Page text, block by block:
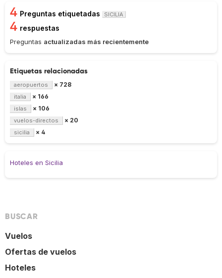
4 Preguntas etiquetadas SICILIA
4 respuestas
Preguntas actualizadas más recientemente
Etiquetas relacionadas
aeropuertos × 728
italia × 166
islas × 106
vuelos-directos × 20
sicilia × 4
Hoteles en Sicilia
BUSCAR
Vuelos
Ofertas de vuelos
Hoteles